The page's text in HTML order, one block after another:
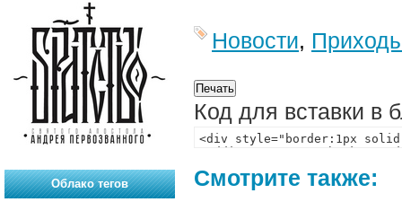
Новости,
Код для вставки в
Смотрите также:
Облако тегов